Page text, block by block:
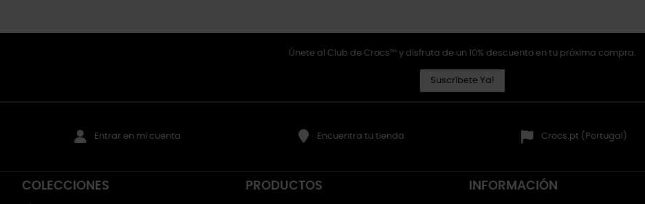
Únete al Club de Crocs™ y disfruta de un 10% descuento en tu próxima compra.
Suscríbete Ya!
Entrar en mi cuenta Encuentra tu tienda Crocs.pt (Portugal)
COLECCIONES PRODUCTOS INFORMACIÓN